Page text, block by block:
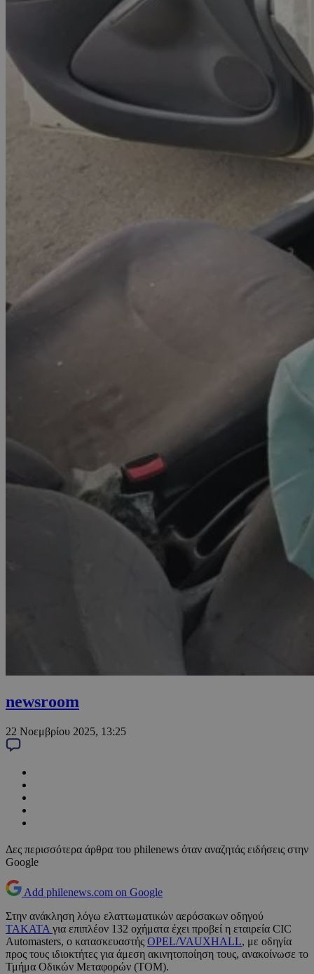
newsroom
22 Νοεμβρίου 2025, 13:25
Δες περισσότερα άρθρα του philenews όταν αναζητάς ειδήσεις στην
Google
Add philenews.com on Google
Στην ανάκληση λόγω ελαττωματικών αερόσακων οδηγού
ΤΑΚΑΤΑ για επιπλέον 132 οχήματα έχει προβεί η εταιρεία CIC
Automasters, ο κατασκευαστής OPEL/VAUXHALL, με οδηγία
προς τους ιδιοκτήτες για άμεση ακινητοποίηση τους, ανακοίνωσε το
Τμήμα Οδικών Μεταφορών (ΤΟΜ).